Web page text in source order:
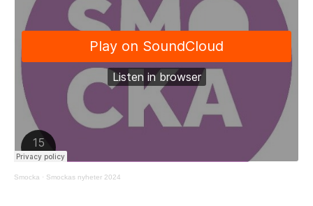
Smocka · Smockas nyheter 2024